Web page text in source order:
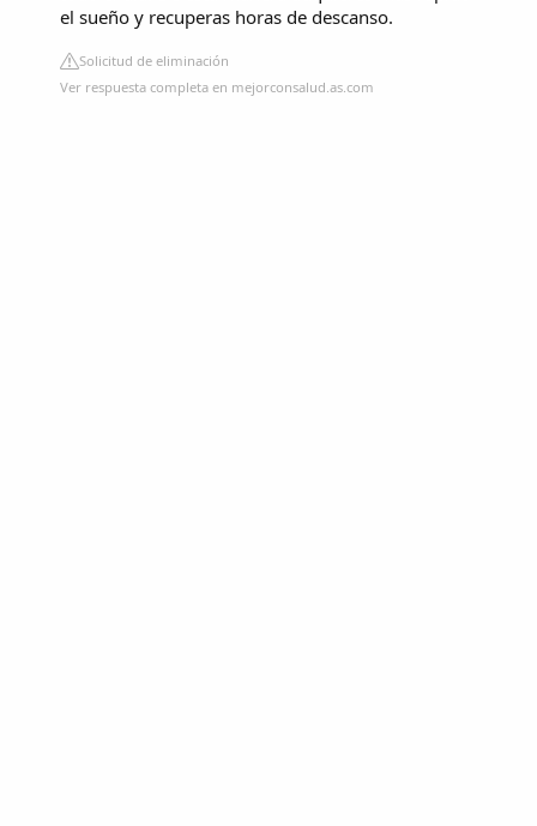
el sueño y recuperas horas de descanso.
Solicitud de eliminación
Ver respuesta completa en mejorconsalud.as.com